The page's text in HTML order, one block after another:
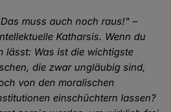
muss auch noch raus!" –
Katharsis. Wenn du
lässt: Was ist die wichtigste
die zwar ungläubig sind,
von den moralischen
einschüchtern lassen?